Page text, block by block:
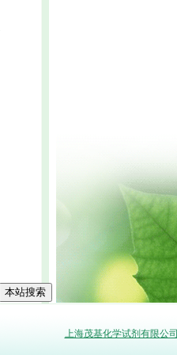
上海茂基化学试剂有限公司